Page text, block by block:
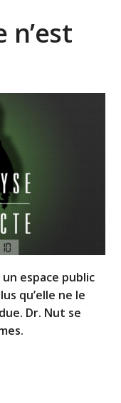
n’est
espace public
qu’elle ne le
Dr. Nut se